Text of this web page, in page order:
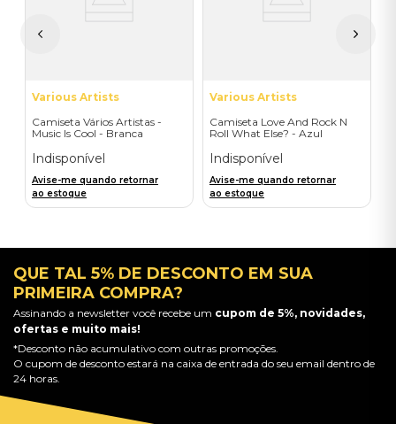
Various Artists
Camiseta Vários Artistas -
Music Is Cool - Branca
Indisponível
Avise-me quando retornar
ao estoque
Various Artists
Camiseta Love And Rock N
Roll What Else? - Azul
Indisponível
Avise-me quando retornar
ao estoque
QUE TAL 5% DE DESCONTO EM SUA
PRIMEIRA COMPRA?
Assinando a newsletter você recebe um cupom de 5%, novidades,
ofertas e muito mais!
*Desconto não acumulativo com outras promoções.
O cupom de desconto estará na caixa de entrada do seu email dentro de
24 horas.